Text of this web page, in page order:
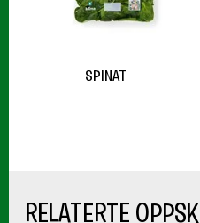
SPINAT
RELATERTE